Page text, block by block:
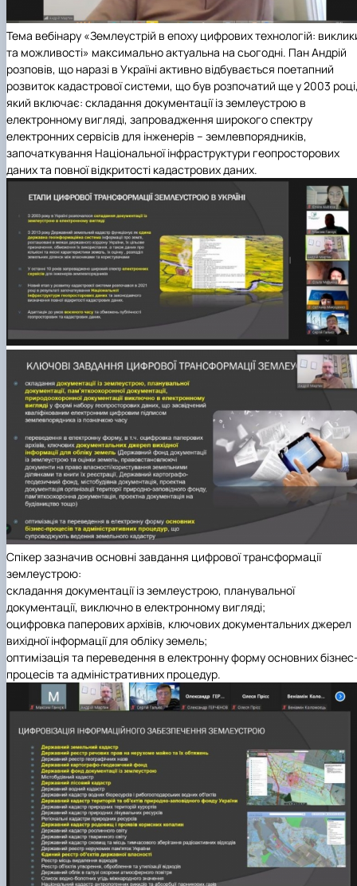
Тема вебінару «Землеустрій в епоху цифрових технологій:
та можливості» максимально актуальна на сьогодні. Пан Андрій
розповів, що наразі в Україні активно відбувається поетапний
розвиток кадастрової системи, що був розпочатий ще у 2003
який включає: складання документації із землеустрою в
електронному вигляді, запровадження широкого спектру
електронних сервісів для інженерів – землевпорядників,
започаткування Національної інфраструктури геопросторових
даних та повної відкритості кадастрових даних.
Спікер зазначив основні завдання цифрової трансформації
землеустрою:
складання документації із землеустрою, планувальної
документації, виключно в електронному вигляді;
оцифровка паперових архівів, ключових документальних джерел
вихідної інформації для обліку земель;
оптимізація та переведення в електронну форму основних
процесів та адміністративних процедур.